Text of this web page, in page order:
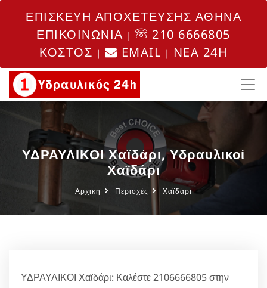
ΕΠΙΣΚΕΥΗ ΑΠΟΧΕΤΕΥΣΗΣ ΑΘΗΝΑ
ΕΠΙΚΟΙΝΩΝΙΑ |
210 6666805
ΚΟΣΤΟΣ | EMAIL | NEA 24H
ΥΔΡΑΥΛΙΚΟΙ Χαϊδάρι, Υδραυλικοί
Χαϊδάρι
Αρχική Περιοχές Χαϊδάρι
ΥΔΡΑΥΛΙΚΟΙ Χαϊδάρι: Καλέστε 2106666805 στην